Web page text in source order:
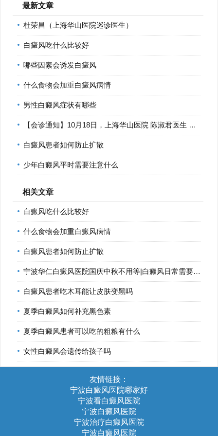
最新文章
杜荣昌（上海华山医院巡诊医生）
白癜风吃什么比较好
哪些因素会诱发白癜风
什么食物会加重白癜风病情
男性白癜风症状有哪些
【会诊通知】10月18日，上海华山医院 陈淑君医生 莅临宁波华仁
白癜风患者如何防止扩散
少年白癜风平时需要注意什么
相关文章
白癜风吃什么比较好
什么食物会加重白癜风病情
白癜风患者如何防止扩散
宁波华仁白癜风医院国庆中秋不用等|白癜风日常需要如何控制
白癜风患者吃木耳能让皮肤变黑吗
夏季白癜风如何补充黑色素
夏季白癜风患者可以吃的粗粮有什么
女性白癜风会遗传给孩子吗
友情链接：
宁波白癜风医院哪家好
宁波看白癜风医院
宁波白癜风医院
宁波治疗白癜风医院
宁波白癜风医院